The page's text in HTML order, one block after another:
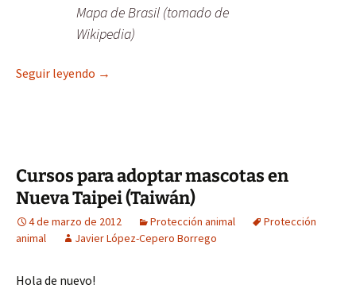
Mapa de Brasil (tomado de
Wikipedia)
Seguir leyendo Brasil abre un hospital veterinario para
→
Cursos para adoptar mascotas en
Nueva Taipei (Taiwán)
4 de marzo de 2012 Protección animal
Protección
animal
Javier López-Cepero Borrego
Hola de nuevo!